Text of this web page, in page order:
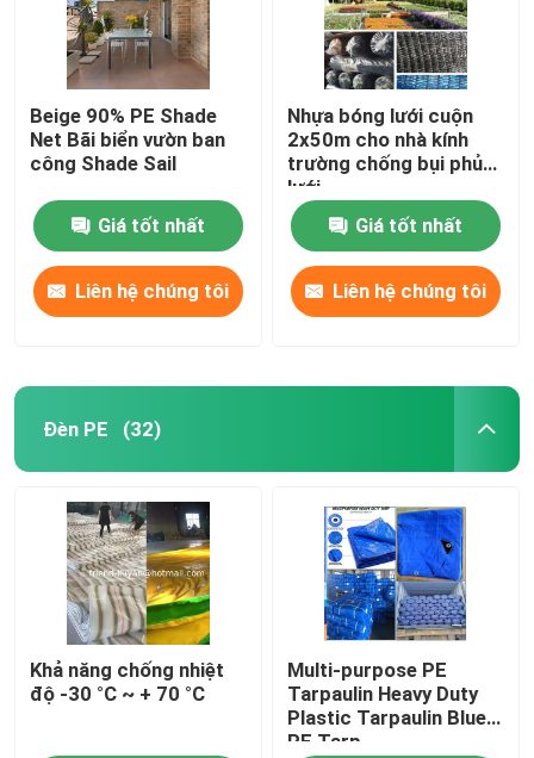
Beige 90% PE Shade
Net Bãi biển vườn ban
công Shade Sail
Giá tốt nhất
Liên hệ chúng tôi
Nhựa bóng lưới cuộn
2x50m cho nhà kính
trường chống bụi phủ
lưới
Giá tốt nhất
Liên hệ chúng tôi
Đèn PE (32)
Khả năng chống nhiệt
độ -30 °C ~ + 70 °C
Multi-purpose PE
Tarpaulin Heavy Duty
Plastic Tarpaulin Blue
PE Tarp